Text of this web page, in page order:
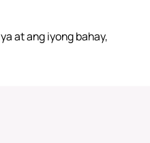
at ang iyong bahay,